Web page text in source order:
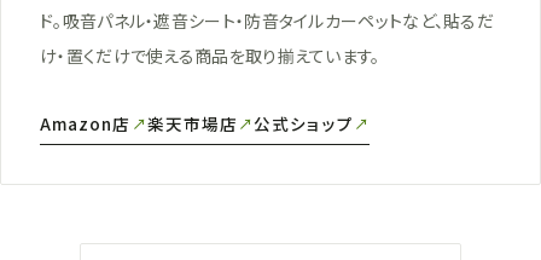
ド。吸音パネル・遮音シート・防音タイルカーペットなど、貼るだ
け・置くだけで使える商品を取り揃えています。
Amazon店 楽天市場店 公式ショップ